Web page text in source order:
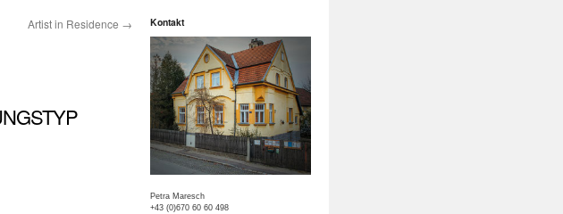
Artist in Residence → Kontakt
Petra Maresch
+43 (0)670 60 60 498